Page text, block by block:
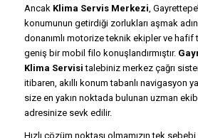
Ancak Klima Servis Merkezi ,
konumunun getirdiği zorlukları aşmak
donanımlı motorize teknik ekipler ve hafif
geniş bir mobil filo konuşlandırmıştır.
Klima Servisi talebiniz merkez çağrı
itibaren, akıllı konum tabanlı navigasyon
size en yakın noktada bulunan uzman
adresinize sevk edilir.
Hızlı çözüm noktası olmamızın tek